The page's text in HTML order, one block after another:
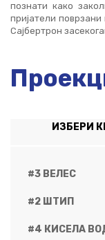
познати како
пријатели
Сајбертрон
ИЗБЕРИ
#3 ВЕЛЕС
#2 ШТИП
#4 КИСЕЛА